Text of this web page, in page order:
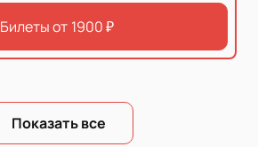
Билеты от 1900₽
Показать все